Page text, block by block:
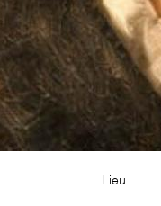
Lieu